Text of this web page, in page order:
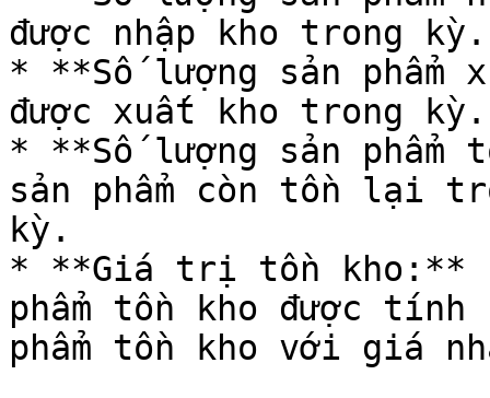
được nhập kho trong kỳ.
* **Số lượng sản phẩm
được xuất kho trong kỳ.
* **Số lượng sản
sản phẩm còn tồn lại
kỳ.
* **Giá trị tồn kho:**
phẩm tồn kho được tính
phẩm tồn kho với giá